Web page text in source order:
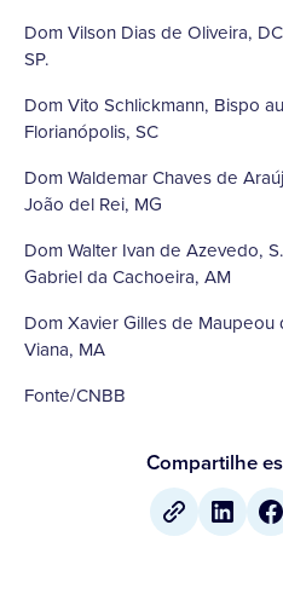
Dom Vilson Dias de Oliveira,
SP.
Dom Vito Schlickmann, Bispo
Florianópolis, SC
Dom Waldemar Chaves de
João del Rei, MG
Dom Walter Ivan de Azevedo,
Gabriel da Cachoeira, AM
Dom Xavier Gilles de Maupeou
Viana, MA
Fonte/CNBB
Compartilhe